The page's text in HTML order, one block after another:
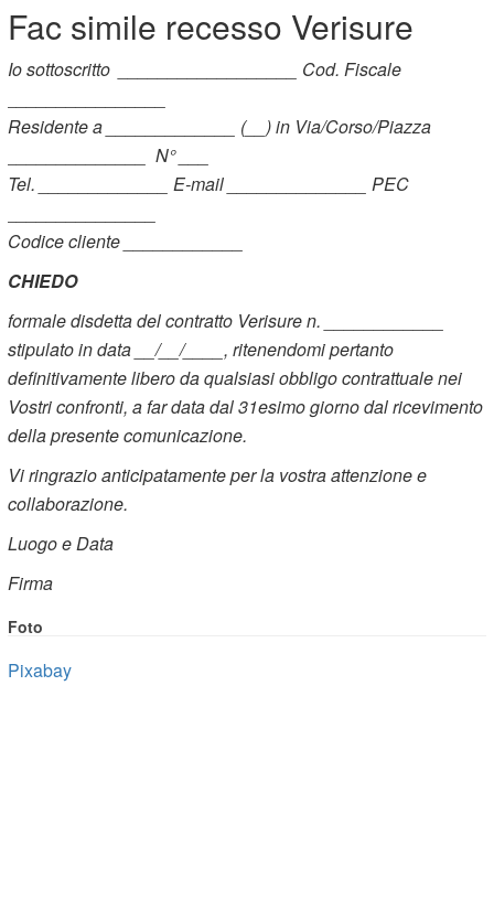
Fac simile recesso Verisure
Io sottoscritto __________________ Cod. Fiscale
Residente a _____________ (__) in Via/Corso/Piazza
______________ N° ___
Tel. _____________ E-mail ______________ PEC
Codice cliente ____________
CHIEDO
formale disdetta del contratto Verisure n. ____________
stipulato in data __/__/____, ritenendomi pertanto
definitivamente libero da qualsiasi obbligo contrattuale nei
Vostri confronti, a far data dal 31esimo giorno dal ricevimento
della presente comunicazione.
Vi ringrazio anticipatamente per la vostra attenzione e
collaborazione.
Luogo e Data
Firma
Foto
Pixabay